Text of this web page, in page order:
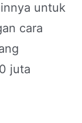
untuk
cara
juta